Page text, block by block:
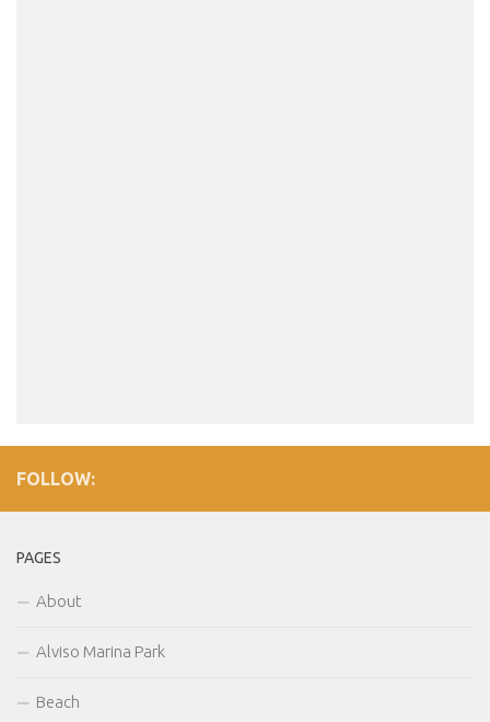
FOLLOW:
PAGES
About
Alviso Marina Park
Beach